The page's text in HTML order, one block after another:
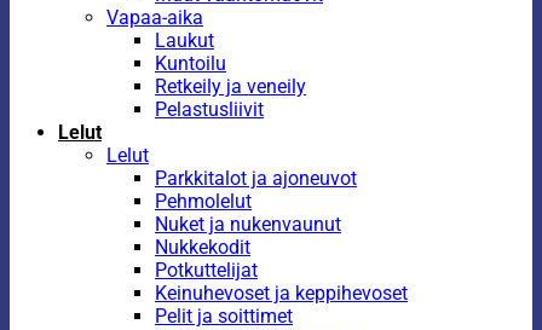
Vapaa-aika
Laukut
Kuntoilu
Retkeily ja veneily
Pelastusliivit
Lelut
Lelut
Parkkitalot ja ajoneuvot
Pehmolelut
Nuket ja nukenvaunut
Nukkekodit
Potkuttelijat
Keinuhevoset ja keppihevoset
Pelit ja soittimet